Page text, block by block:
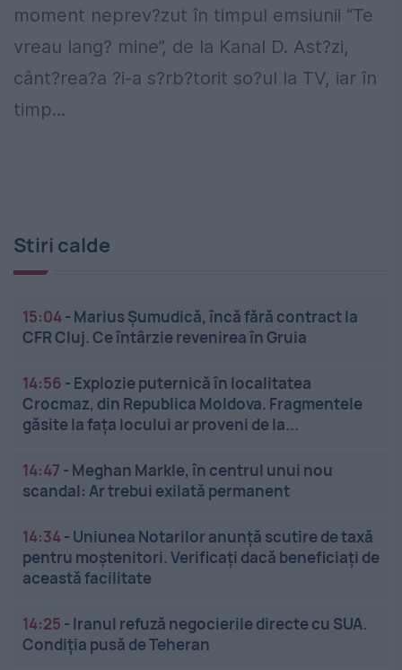
moment neprev?zut în timpul emsiunii “Te
vreau lang? mine”, de la Kanal D. Ast?zi,
cânt?rea?a ?i-a s?rb?torit so?ul la TV, iar în
timp...
Stiri calde
15:04- Marius Șumudică, încă fără contract la
CFR Cluj. Ce întârzie revenirea în Gruia
14:56 - Explozie puternică în localitatea
Crocmaz, din Republica Moldova. Fragmentele
găsite la fața locului ar proveni de la...
14:47 - Meghan Markle, în centrul unui nou
scandal: Ar trebui exilată permanent
14:34- Uniunea Notarilor anunță scutire de taxă
pentru moștenitori. Verificați dacă beneficiați de
această facilitate
14:25 - Iranul refuză negocierile directe cu SUA.
Condiția pusă de Teheran